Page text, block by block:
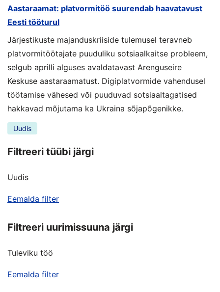
Aastaraamat: platvormitöö suurendab haavatavust
Eesti tööturul
Järjestikuste majanduskriiside tulemusel teravneb
platvormitöötajate puuduliku sotsiaalkaitse probleem,
selgub aprilli alguses avaldatavast Arenguseire
Keskuse aastaraamatust. Digiplatvormide vahendusel
töötamise vähesed või puuduvad sotsiaaltagatised
hakkavad mõjutama ka Ukraina sõjapõgenikke.
Uudis
Filtreeri tüübi järgi
Uudis
Eemalda filter
Filtreeri uurimissuuna järgi
Tuleviku töö
Eemalda filter